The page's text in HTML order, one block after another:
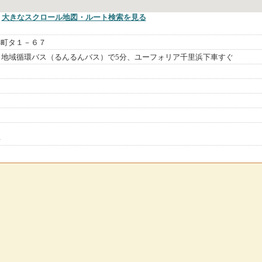
大きなスクロール地図 ・ルート検索を見る
タ１－６７
域循環バス（るんるんバス）で5分、ユーフォリア千里浜下車すぐ